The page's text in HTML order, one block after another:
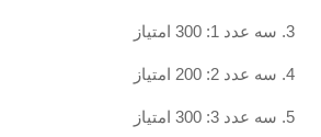
سه عدد 1: 300 امتیاز
سه عدد 2: 200 امتیاز
سه عدد 3: 300 امتیاز